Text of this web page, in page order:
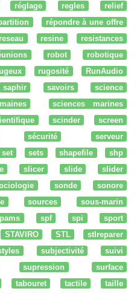
réglage regles
relief
répondre à une offre
reseau resine
resistances
robot
robotique
rugosité
RunAudio
saphir savoirs
science
sciences marines
scinder
screen
sécurité
serveur
set sets shapefile
shp
slicer slide
slider
sonde
sonore
sources
sous-marin
spf spi
sport
STAVIRO STL
stlreparer
subjectivité
suivi
supression
surface
tabouret tactile
taille